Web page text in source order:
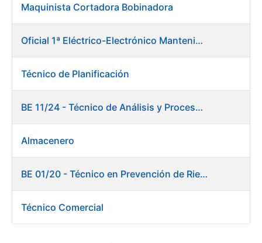
Maquinista Cortadora Bobinadora
Oficial 1ª Eléctrico-Electrónico Mantenimiento Destacado
Técnico de Planificación
BE 11/24 - Técnico de Análisis y Procesos de Laboratorio
Almacenero
BE 01/20 - Técnico en Prevención de Riesgos Laborales
Técnico Comercial